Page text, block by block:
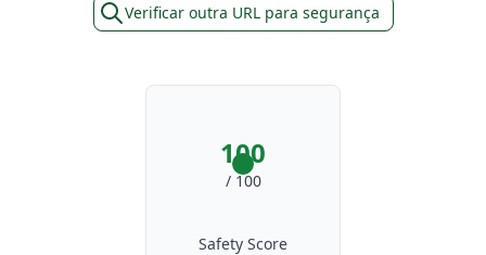
Verificar outra URL para segurança
100
/ 100
Safety Score